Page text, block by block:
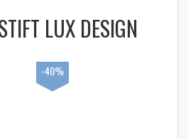
LUX DESIGN
-40%